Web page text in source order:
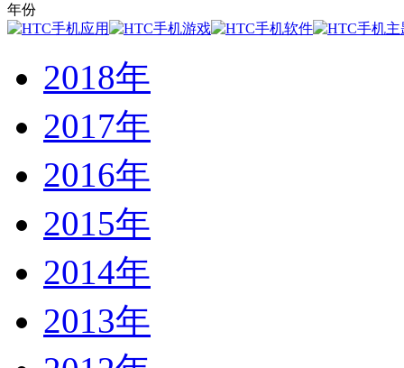
年份
2018年
2017年
2016年
2015年
2014年
2013年